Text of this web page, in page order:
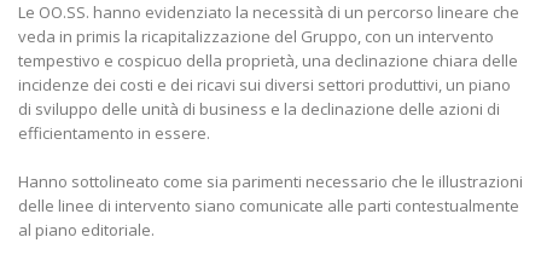
Le OO.SS. hanno evidenziato la necessità di un percorso lineare che
veda in primis la ricapitalizzazione del Gruppo, con un intervento
tempestivo e cospicuo della proprietà, una declinazione chiara delle
incidenze dei costi e dei ricavi sui diversi settori produttivi, un piano
di sviluppo delle unità di business e la declinazione delle azioni di
efficientamento in essere.
Hanno sottolineato come sia parimenti necessario che le illustrazioni
delle linee di intervento siano comunicate alle parti contestualmente
al piano editoriale.